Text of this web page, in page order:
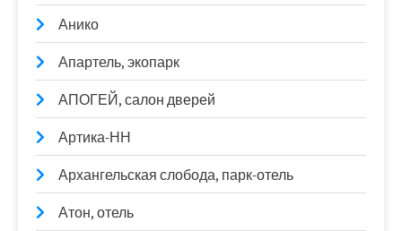
Анико
Апартель, экопарк
АПОГЕЙ, салон дверей
Артика-НН
Архангельская слобода, парк-отель
Атон, отель